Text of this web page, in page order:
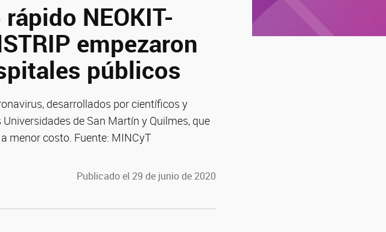
NEOKIT-
empezaron
públicos
desarrollados por científicos y
de San Martín y Quilmes, que
menor costo. Fuente: MINCyT
Publicado el 29 de junio de 2020